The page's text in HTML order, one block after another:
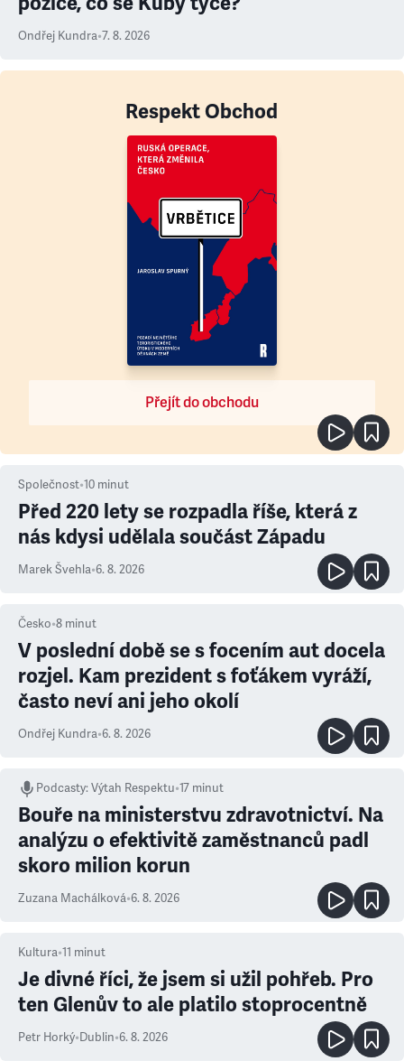
Ondřej Kundra•7. 8. 2026
Respekt Obchod
Přejít do obchodu
Společnost•10 minut
Před 220 lety se rozpadla říše, která z
nás kdysi udělala součást Západu
Marek Švehla•6. 8. 2026
Česko•8 minut
V poslední době se s focením aut docela
rozjel. Kam prezident s foťákem vyráží,
často neví ani jeho okolí
Ondřej Kundra•6. 8. 2026
Podcasty:Výtah Respektu•17 minut
Bouře na ministerstvu zdravotnictví. Na
analýzu o efektivitě zaměstnanců padl
skoro milion korun
Zuzana Machálková•6. 8. 2026
Kultura•11 minut
Je divné říci, že jsem si užil pohřeb. Pro
ten Glenův to ale platilo stoprocentně
Petr Horký•Dublin•6. 8. 2026